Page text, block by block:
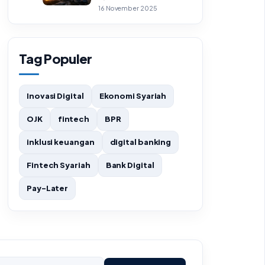
Pembiayaan Islam
16 November 2025
Tag Populer
Inovasi Digital Ekonomi Syariah
OJK fintech BPR
inklusi keuangan digital banking
Fintech Syariah Bank Digital
Pay-Later